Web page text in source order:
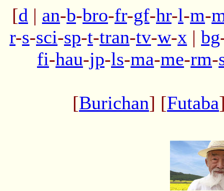
[d | an-b-bro-fr-gf-hr-l-m-
r-s-sci-sp-t-tran-tv-w-x | bg
fi-hau-jp-ls-ma-me-rm-
[Burichan] [Futaba